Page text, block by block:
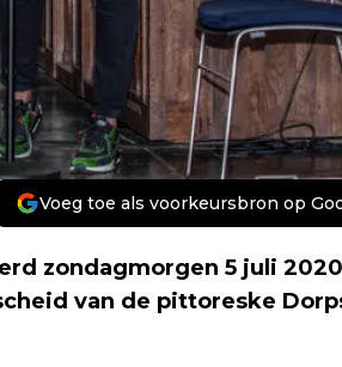
Voeg toe als voorkeursbron op
zondagmorgen 5 juli
van de pittoreske